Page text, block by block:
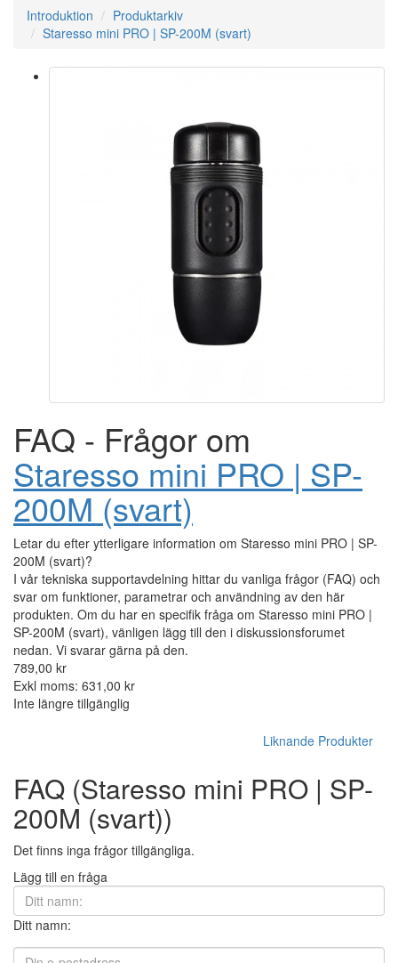
Introduktion
Produktarkiv
Staresso mini PRO | SP-200M (svart)
FAQ - Frågor om
Staresso mini PRO | SP-
200M (svart)
Letar du efter ytterligare information om Staresso mini PRO | SP-
200M (svart)?
I vår tekniska supportavdelning hittar du vanliga frågor (FAQ) och
svar om funktioner, parametrar och användning av den här
produkten. Om du har en specifik fråga om Staresso mini PRO |
SP-200M (svart), vänligen lägg till den i diskussionsforumet
nedan. Vi svarar gärna på den.
789,00 kr
Exkl moms: 631,00 kr
Inte längre tillgänglig
Liknande Produkter
FAQ (Staresso mini PRO | SP-
200M (svart))
Det finns inga frågor tillgängliga.
Lägg till en fråga
Ditt namn: